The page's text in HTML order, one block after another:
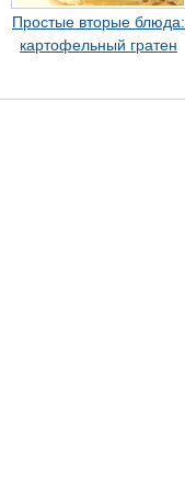
Простые вторые блюда:
картофельный гратен